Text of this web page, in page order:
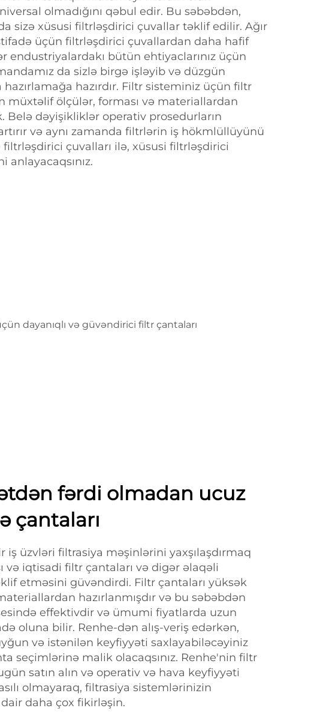
olmadığını qəbul edir. Bu səbəbdən,
sizə xüsusi filtrləşdirici çuvallar təklif edilir. Ağır
üçün filtrləşdirici çuvallardan daha hafif
endustriyalardakı bütün ehtiyaclarınız üçün
da sizlə birgə işləyib və düzgün
hazırdır. Filtr sisteminiz üçün filtr
müxtəlif ölçülər, forması və materiallardan
Belə dəyişikliklər operativ prosedurların
və aynı zamanda filtrlərin iş hökmlüllüyünü
filtrləşdirici çuvalları ilə, xüsusi filtrləşdirici
anlayacaqsınız.
fərdi olmadan ucuz
çantaları
iş üzvləri filtrasiya məşinlərini yaxşılaşdırmaq
və iqtisadi filtr çantaları və digər əlaqəli
etməsini güvəndirdi. Filtr çantaları yüksək
hazırlanmışdır və bu səbəbdən
effektivdir və ümumi fiyatlarda uzun
oluna bilir. Renhe-dən alış-veriş edərkən,
və istənilən keyfiyyəti saxlayabiləcəyiniz
seçimlərinə malik olacaqsınız. Renhe'nin filtr
satın alın və operativ və hava keyfiyyəti
olmayaraq, filtrasiya sistemlərinizin
daha çox fikirləşin.